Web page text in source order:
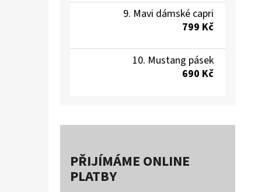
Mavi dámské capri
799 Kč
Mustang pásek
690 Kč
PŘIJÍMÁME ONLINE
PLATBY